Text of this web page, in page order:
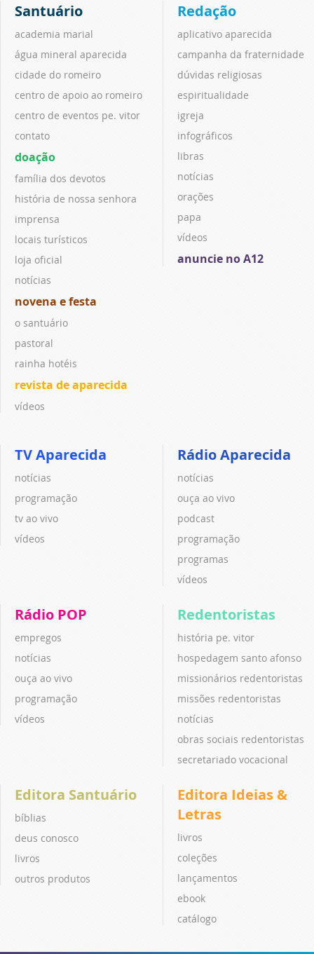
Santuário
academia marial
água mineral aparecida
cidade do romeiro
centro de apoio ao romeiro
centro de eventos pe. vitor
contato
doação
família dos devotos
história de nossa senhora
imprensa
locais turísticos
loja oficial
notícias
novena e festa
o santuário
pastoral
rainha hotéis
revista de aparecida
vídeos
Redação
aplicativo aparecida
campanha da fraternidade
dúvidas religiosas
espiritualidade
igreja
infográficos
libras
notícias
orações
papa
vídeos
anuncie no A12
TV Aparecida
notícias
programação
tv ao vivo
vídeos
Rádio Aparecida
notícias
ouça ao vivo
podcast
programação
programas
vídeos
Rádio POP
empregos
notícias
ouça ao vivo
programação
vídeos
Redentoristas
história pe. vitor
hospedagem santo afonso
missionários redentoristas
missões redentoristas
notícias
obras sociais redentoristas
secretariado vocacional
Editora Santuário
bíblias
deus conosco
livros
outros produtos
Editora Ideias &
Letras
livros
coleções
lançamentos
ebook
catálogo